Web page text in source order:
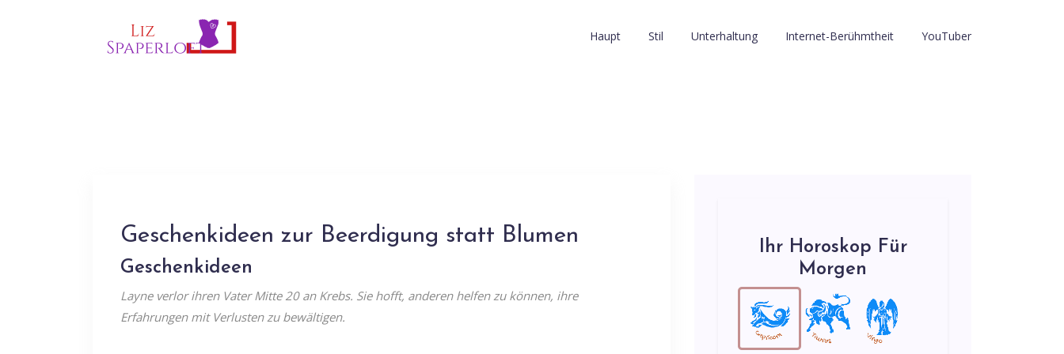
Haupt Stil Unterhaltung Internet-Berühmtheit YouTuber
Geschenkideen zur Beerdigung statt Blumen
Geschenkideen
Layne verlor ihren Vater Mitte 20 an Krebs. Sie hofft, anderen helfen zu können, ihre
Erfahrungen mit Verlusten zu bewältigen.
Ihr Horoskop Für
Morgen